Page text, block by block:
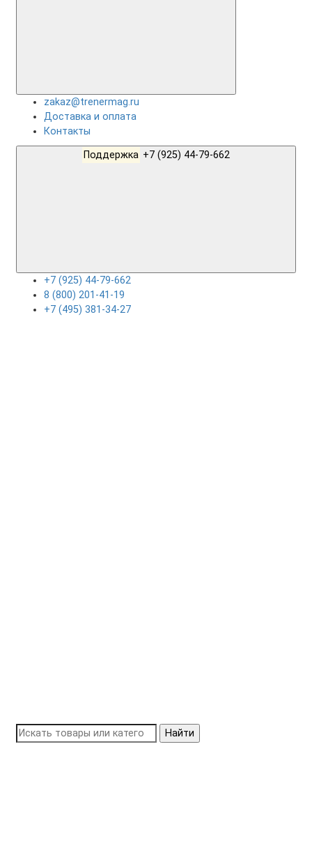
zakaz@trenermag.ru
Доставка и оплата
Контакты
Поддержка
+7 (925) 44-79-662
8 (800) 201-41-19
+7 (495) 381-34-27
Найти